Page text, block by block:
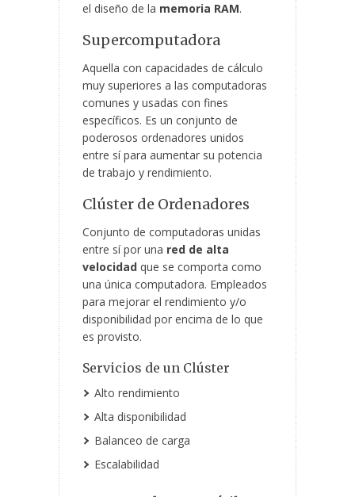
el diseño de la memoria RAM.
Supercomputadora
Aquella con capacidades de cálculo
muy superiores a las computadoras
comunes y usadas con fines
específicos. Es un conjunto de
poderosos ordenadores unidos
entre sí para aumentar su potencia
de trabajo y rendimiento.
Clúster de Ordenadores
Conjunto de computadoras unidas
entre sí por una red de alta
velocidad que se comporta como
una única computadora. Empleados
para mejorar el rendimiento y/o
disponibilidad por encima de lo que
es provisto.
Servicios de un Clúster
Alto rendimiento
Alta disponibilidad
Balanceo de carga
Escalabilidad